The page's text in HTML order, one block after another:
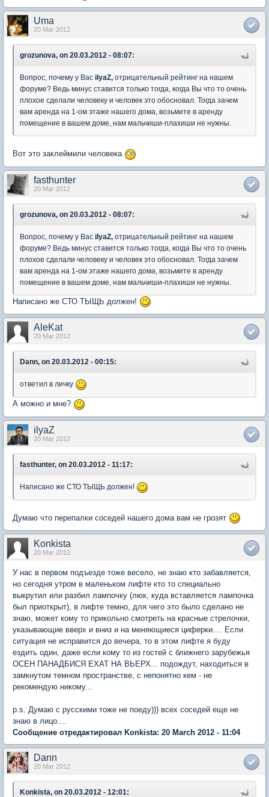
Uma
20 Mar 2012
grozunova, on 20.03.2012 - 08:07:
Вопрос, почему у Вас ilyaZ, отрицательный рейтинг на нашем
форуме? Ведь минус ставится только тогда, когда Вы что то очень
плохое сделали человеку и человек это обосновал. Тогда зачем
вам аренда на 1-ом этаже нашего дома, возьмите в аренду
помещение в вашем доме, нам мальчиши-плахиши не нужны.
Вот это заклеймили человека
fasthunter
20 Mar 2012
grozunova, on 20.03.2012 - 08:07:
Вопрос, почему у Вас ilyaZ, отрицательный рейтинг на нашем
форуме? Ведь минус ставится только тогда, когда Вы что то очень
плохое сделали человеку и человек это обосновал. Тогда зачем
вам аренда на 1-ом этаже нашего дома, возьмите в аренду
помещение в вашем доме, нам мальчиши-плахиши не нужны.
Написано же СТО ТЫЩЬ должен!
AleKat
20 Mar 2012
Dann, on 20.03.2012 - 00:15:
ответил в личку
А можно и мне?
ilyaZ
20 Mar 2012
fasthunter, on 20.03.2012 - 11:17:
Написано же СТО ТЫЩЬ должен!
Думаю что перепалки соседей нашего дома вам не грозят
Konkista
20 Mar 2012
У нас в первом подъезде тоже весело, не знаю кто забавляется,
но сегодня утром в маленьком лифте кто то специально
выкрутил или разбил лампочку (люк, куда вставляется лампочка
был приоткрыт), в лифте темно, для чего это было сделано не
знаю, может кому то прикольно смотреть на красные стрелочки,
указывающие вверх и вниз и на меняющиеся циферки.... Если
ситуация не исправится до вечера, то в этом лифте я буду
ездить один, даже если кому то из гостей с ближнего зарубежья
ОСЕН ПАНАДБИСЯ ЕХАТ НА ВЬЕРХ... подождут, находиться в
замкнутом темном пространстве, с непонятно кем - не
рекомендую никому...
p.s. Думаю с русскими тоже не поеду))) всех соседей еще не
знаю в лицо....
Сообщение отредактировал Konkista: 20 March 2012 - 11:04
Dann
20 Mar 2012
Konkista, on 20.03.2012 - 12:01: